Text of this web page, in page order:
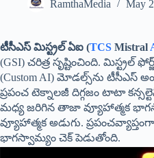
RamthaMedia May
టీసీఎస్ మిస్ట్రల్ ఏఐ (TCS Mistral
(GSI) చరిత్ర సృష్టించింది. మిస్ట్రల్
(Custom AI) మోడల్స్‌ను టీసీఎస్
ప్రపంచ టెక్నాలజీ దిగ్గజం టాటా
మధ్య జరిగిన తాజా వ్యూహాత్మక
వ్యూహాత్మక అడుగు.
భాగస్వామ్యం చెక్ పెడుతోంది.